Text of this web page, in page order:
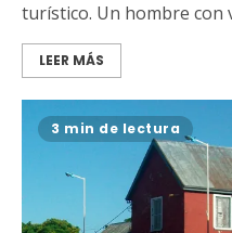
turístico. Un hombre con
LEER MÁS
3 min de lectura